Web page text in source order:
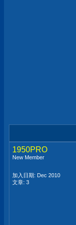
1950PRO
New Member
加入日期: Dec 2010
文章: 3